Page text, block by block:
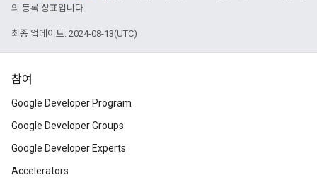
의 등록 상표입니다.
최종 업데이트: 2024-08-13(UTC)
참여
Google Developer Program
Google Developer Groups
Google Developer Experts
Accelerators